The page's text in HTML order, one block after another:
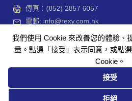
我們使用 Cookie 來改善您的體驗、
量。點選「接受」表示同意，或點
Cookie。
接受
拒絕
COOKIE PREFERENCES
傳真：(852) 2857 6057
電郵: info@rexy.com.hk
香港 干諾道西188號 香港商業中
Unit 4201-3, Hong Kong Plaza,